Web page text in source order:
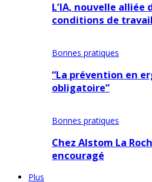
L’IA, nouvelle alliée
conditions de
Bonnes pratiques
“La prévention en
obligatoire”
Bonnes pratiques
Chez Alstom La
encouragé
Plus